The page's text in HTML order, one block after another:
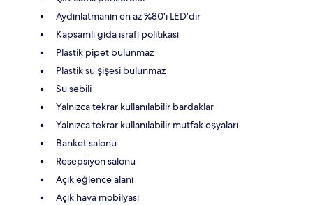
Aydınlatmanın en az %80'i LED'dir
Kapsamlı gıda israfı politikası
Plastik pipet bulunmaz
Plastik su şişesi bulunmaz
Su sebili
Yalnızca tekrar kullanılabilir bardaklar
Yalnızca tekrar kullanılabilir mutfak eşyaları
Banket salonu
Resepsiyon salonu
Açık eğlence alanı
Açık hava mobilyası